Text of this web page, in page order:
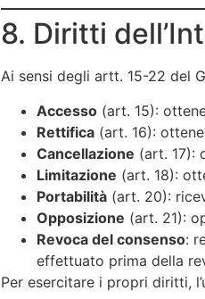
8. Diritti
Ai sensi degli artt. 15-22 del
Accesso (art. 15):
Rettifica (art. 16):
Cancellazione (art. 17):
Limitazione (art. 18):
Portabilità (art. 20):
Opposizione (art. 21):
Revoca del consenso:
effettuato prima della
Per esercitare i propri diritti,